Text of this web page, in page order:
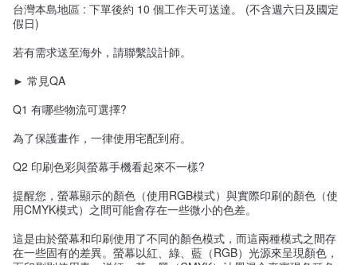
台灣本島地區 : 下單後約 10 個工作天可送達。 (不含週六日及國定
假日)
若有需求送至海外，請聯繫設計師。
► 常見QA
Q1 有哪些物流可選擇?
為了保護畫作，一律使用宅配到府。
Q2 印刷色彩與螢幕手機看起來不一樣?
提醒您，螢幕顯示的顏色（使用RGB模式）與實際印刷的顏色（使
用CMYK模式）之間可能會存在一些微小的色差。
這是由於螢幕和印刷使用了不同的顏色模式，而這兩種模式之間存
在一些固有的差異。螢幕以紅、綠、藍（RGB）光源來呈現顏色，